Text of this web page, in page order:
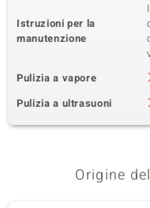
Istruzioni per la
manutenzione
Pulizia a vapore
Pulizia a ultrasuoni
Origine